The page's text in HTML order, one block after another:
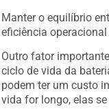
Manter o equilíbrio
eficiência
Outro fator
ciclo de vida da
podem ter um custo
vida for longo, elas